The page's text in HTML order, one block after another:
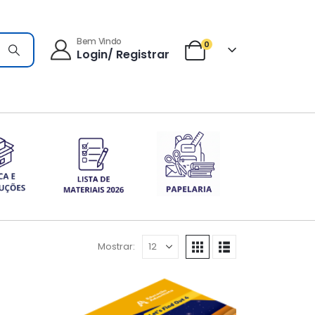
Bem Vindo
Login/ Registrar
0
Mostrar: